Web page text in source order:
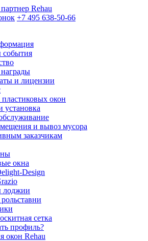
Rehau
+7 495 638-50-66
события
и лицензии
пластиковых окон
установка
и вывоз мусора
заказчикам
окна
Design
лоджии
сетка
профиль?
окон Rehau